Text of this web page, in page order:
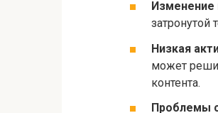
Изменение
затронутой
Низкая
может
контента.
Проблемы